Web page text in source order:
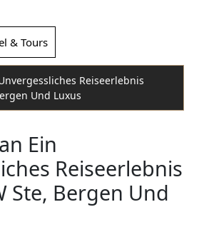
& Tours
Reiseerlebnis
Und Luxus
Ein
Reiseerlebnis
Ste, Bergen Und